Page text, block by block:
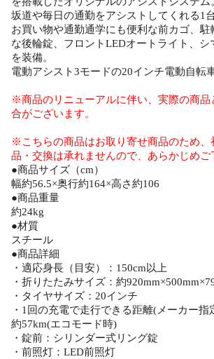
坂道や毎日の通勤をアシストしてくれる1
お買い物や通勤通学にも便利な前カゴ、駐
な後輪錠、フロントLEDオートライト、シ
を装備。
電動アシスト3モードの20インチ電動自転
※商品のリニューアルに伴い、実際の商品
合がございます。
※こちらの商品はお取り寄せ商品のため、
品・交換は承れませんので、あらかじめご
●商品サイズ（cm）
幅約56.5×奥行約164×高さ約106
●商品重量
約24kg
●材質
スチール
●商品詳細
・適応身長（目安）：150cm以上
・折りたたみサイズ：約
・タイヤサイズ：20インチ
・1回の充電で走行できる距離(メーカー
約57km(エコモード時)
・錠前：シリンダー式リング錠
・前照灯：LED前照灯